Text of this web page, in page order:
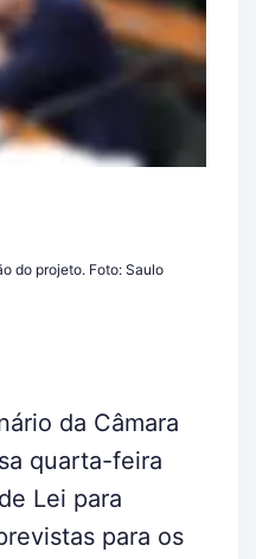
do projeto. Foto: Saulo
da Câmara
quarta-feira
Lei para
para os